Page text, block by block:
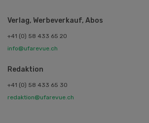
Verlag, Werbeverkauf, Abos
+41 (0) 58 433 65 20
info@ufarevue.ch
Redaktion
+41 (0) 58 433 65 30
redaktion@ufarevue.ch